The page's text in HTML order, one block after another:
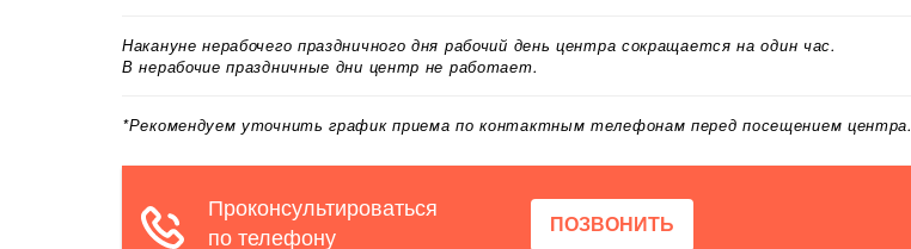
Накануне нерабочего праздничного дня рабочий день центра сокращается на один час.
В нерабочие праздничные дни центр не работает.
*Рекомендуем уточнить график приема по контактным телефонам перед посещением центра.